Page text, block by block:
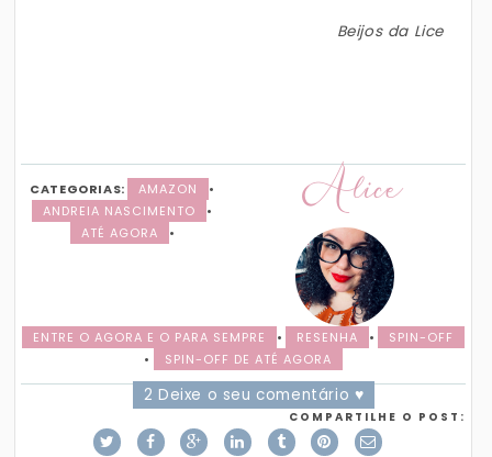
Beijos da Lice
Alice
CATEGORIAS: AMAZON
•
ANDREIA NASCIMENTO
•
ATÉ AGORA
•
ENTRE O AGORA E O PARA SEMPRE • RESENHA •
SPIN-OFF
•
SPIN-OFF DE ATÉ AGORA
2 Deixe o seu comentário ♥
COMPARTILHE O POST: